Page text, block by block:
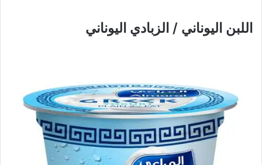
اللبن اليوناني / الزبادي اليوناني